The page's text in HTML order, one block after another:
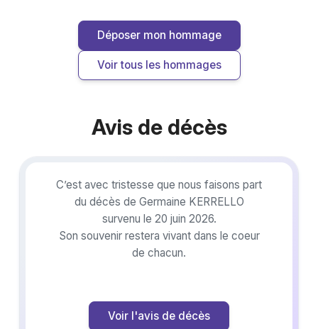
Déposer mon hommage
Voir tous les hommages
Avis de décès
C’est avec tristesse que nous faisons part
du décès de Germaine KERRELLO
survenu le 20 juin 2026.
Son souvenir restera vivant dans le coeur
de chacun.
Voir l'avis de décès